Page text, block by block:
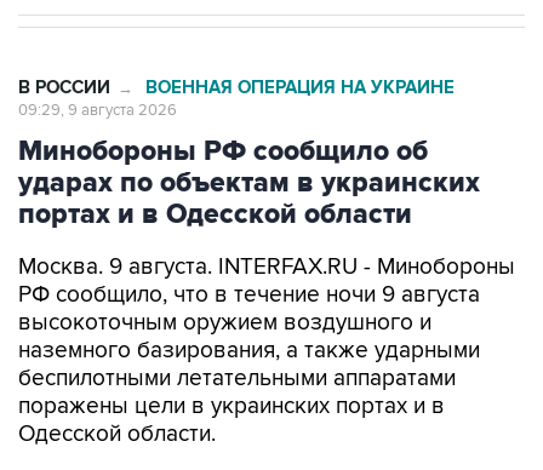
В РОССИИ → ВОЕННАЯ ОПЕРАЦИЯ НА УКРАИНЕ
09:29, 9 августа 2026
Минобороны РФ сообщило об
ударах по объектам в украинских
портах и в Одесской области
Москва. 9 августа. INTERFAX.RU - Минобороны
РФ сообщило, что в течение ночи 9 августа
высокоточным оружием воздушного и
наземного базирования, а также ударными
беспилотными летательными аппаратами
поражены цели в украинских портах и в
Одесской области.